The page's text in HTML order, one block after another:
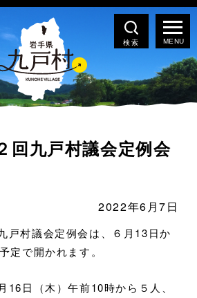
検索
回九戸村議会定例会
2022年6月7日
戸村議会定例会は、６月13日か
定で開かれます。
日（木）午前10時から５人、